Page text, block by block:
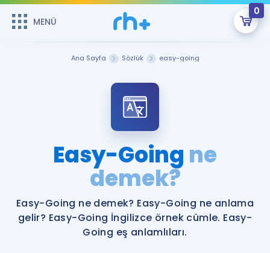
MENÜ
0
Şifremi Hatırlamıyorum
Sepetin Şu An Boş.
Remzi Hoca ile seni sınava hazırlayacak onlarca eğitim seni
bekliyor!
MENÜ
Katılımcı Görüşleri
Faydalı Araçlar
Ücretsiz Kaynaklar
İngilizce Gramer
Ana Sayfa Sözlük easy-going
Easy-Going ne
demek?
Easy-Going ne demek? Easy-Going ne anlama
gelir? Easy-Going İngilizce örnek cümle. Easy-
Going eş anlamlıları.